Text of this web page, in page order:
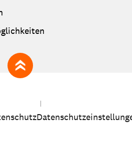
zum Seitenanfang